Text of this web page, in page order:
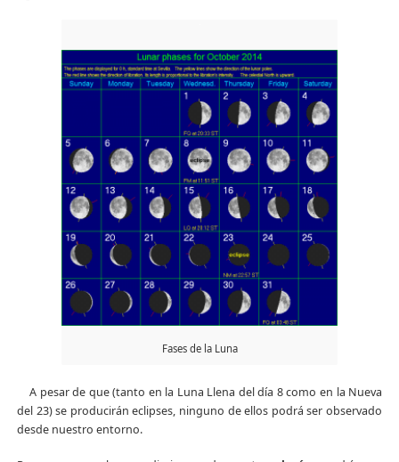
Fases de la Luna
A pesar de que (tanto en la Luna Llena del día 8 como en la Nueva
del 23) se producirán eclipses, ninguno de ellos podrá ser observado
desde nuestro entorno.